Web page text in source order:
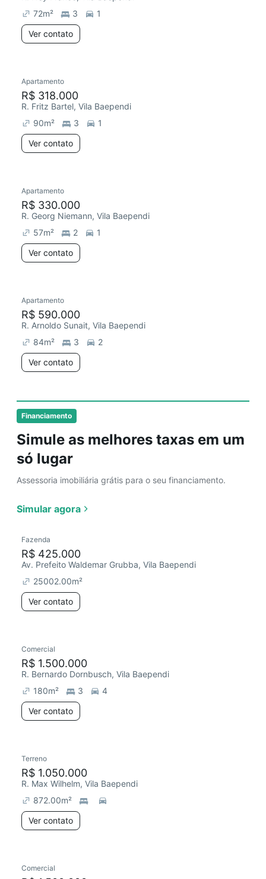
Financiamento
Simule as melhores taxas em um
só lugar
Assessoria imobiliária grátis para o seu financiamento.
Simular agora
72m² 3
1
Ver contato
Apartamento
R$ 318.000
R. Fritz Bartel, Vila Baependi
90m² 3
1
Ver contato
Apartamento
R$ 330.000
R. Georg Niemann, Vila Baependi
57m² 2
1
Ver contato
Apartamento
R$ 590.000
R. Arnoldo Sunait, Vila Baependi
84m² 3
2
Ver contato
Fazenda
R$ 425.000
Av. Prefeito Waldemar Grubba, Vila Baependi
25002.00m²
Ver contato
Comercial
R$ 1.500.000
R. Bernardo Dornbusch, Vila Baependi
180m² 3
4
Ver contato
Terreno
R$ 1.050.000
R. Max Wilhelm, Vila Baependi
872.00m²
Ver contato
Comercial